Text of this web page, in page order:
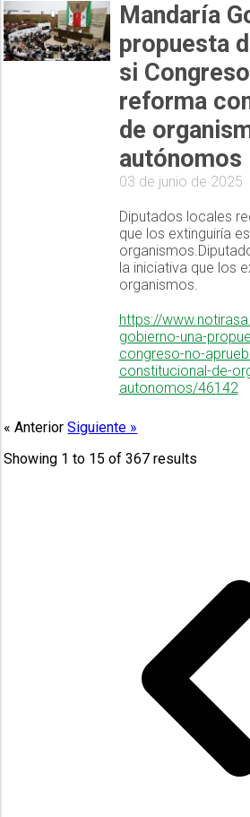
Mandaría
propuesta
si
reforma
de
autónomos
03 de junio de 2025
Diputados locales
que los extinguiría
la iniciativa que los
organismos.
https://
gobierno-una-
congreso-no-
constitucional-de-
autonomos/46142
« AnteriorSiguiente »
Showing 1 to 15 of367 results